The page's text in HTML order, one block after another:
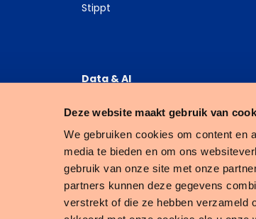
Deze website maakt gebruik van
We gebruiken cookies om content en
media te bieden en om ons
gebruik van onze site met onze
partners kunnen deze gegevens
verstrekt of die ze hebben verzameld
Stippt
Data & AI
6G Dataplatform
6G Business Intelligence (BI)